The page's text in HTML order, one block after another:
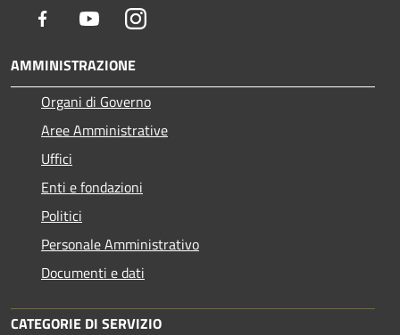
Facebook YoutubeInstagram
AMMINISTRAZIONE
Organi di Governo
Aree Amministrative
Uffici
Enti e fondazioni
Politici
Personale Amministrativo
Documenti e dati
CATEGORIE DI SERVIZIO